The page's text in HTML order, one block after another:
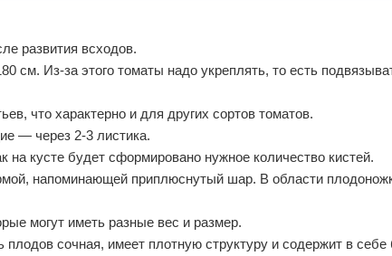
развития всходов.
см. Из-за этого томаты надо укреплять, то есть
что характерно и для других сортов томатов.
— через 2-3 листика.
на кусте будет сформировано нужное количество кистей.
напоминающей приплюснутый шар. В области
могут иметь разные вес и размер.
сочная, имеет плотную структуру и содержит в